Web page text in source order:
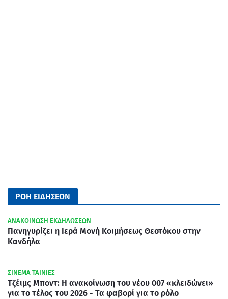
ΡΟΗ ΕΙΔΗΣΕΩΝ
ΑΝΑΚΟΙΝΩΣΗ ΕΚΔΗΛΩΣΕΩΝ
Πανηγυρίζει η Ιερά Μονή Κοιμήσεως Θεοτόκου στην
Κανδήλα
ΣΙΝΕΜΑ ΤΑΙΝΙΕΣ
Τζέιμς Μποντ: Η ανακοίνωση του νέου 007 «κλειδώνει»
για το τέλος του 2026 - Τα φαβορί για το ρόλο